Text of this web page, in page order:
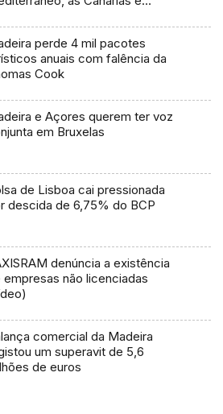
perde 4 mil pacotes
anuais com falência da
Cook
e Açores querem ter voz
em Bruxelas
de Lisboa cai pressionada
descida de 6,75% do BCP
denúncia a existência
empresas não licenciadas
comercial da Madeira
um superavit de 5,6
de euros